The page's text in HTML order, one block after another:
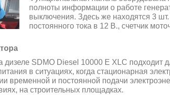
полноты информации о работе
выключения. Здесь же находятся 3
постоянного тока в 12 В., счетчик
дизеле SDMO Diesel 10000 E XLC подходит
в ситуациях, когда стационарная
временной и постоянной подачи
на строительных площадках.